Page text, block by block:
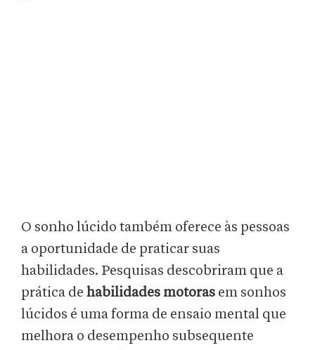
O sonho lúcido também oferece às pessoas
a oportunidade de praticar suas
habilidades. Pesquisas descobriram que a
prática de habilidades motoras em sonhos
lúcidos é uma forma de ensaio mental que
melhora o desempenho subsequente